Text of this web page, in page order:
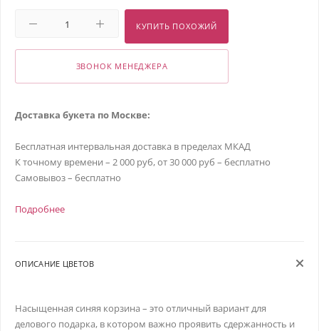
КУПИТЬ ПОХОЖИЙ
ЗВОНОК МЕНЕДЖЕРА
Доставка букета по Москве:
Бесплатная интервальная доставка в пределах МКАД
К точному времени – 2 000 руб, от 30 000 руб – бесплатно
Самовывоз – бесплатно
Подробнее
ОПИСАНИЕ ЦВЕТОВ
Насыщенная синяя корзина – это отличный вариант для
делового подарка, в котором важно проявить сдержанность и